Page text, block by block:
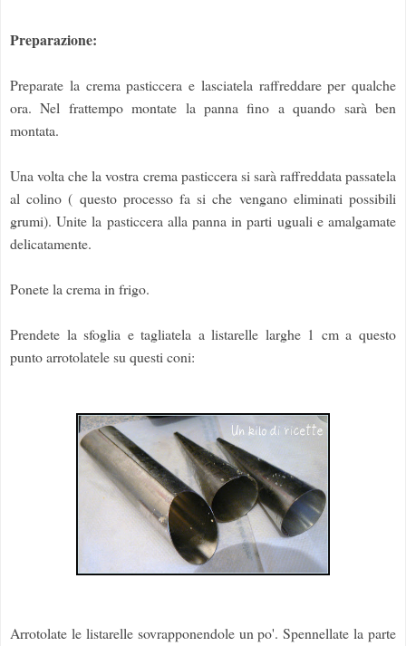
Preparazione:
Preparate la crema pasticcera e lasciatela raffreddare per qualche
ora. Nel frattempo montate la panna fino a quando sarà ben
montata.
Una volta che la vostra crema pasticcera si sarà raffreddata passatela
al colino ( questo processo fa si che vengano eliminati possibili
grumi). Unite la pasticcera alla panna in parti uguali e amalgamate
delicatamente.
Ponete la crema in frigo.
Prendete la sfoglia e tagliatela a listarelle larghe 1 cm a questo
punto arrotolatele su questi coni:
Arrotolate le listarelle sovrapponendole un po'. Spennellate la parte